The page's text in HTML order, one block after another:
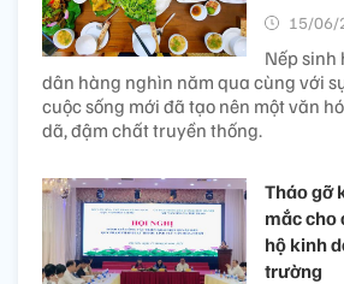
15/06/
Nếp sinh
dân hàng nghìn năm qua cùng với
cuộc sống mới đã tạo nên một văn
dã, đậm chất truyền thống.
Tháo gỡ
mắc cho
hộ kinh
trường